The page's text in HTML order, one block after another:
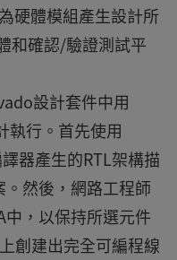
硬體模組產生設計所
和確認/驗證測試平
設計套件中用
執行。首先使用
器產生的RTL架構描
。然後，網路工程師
中，以保持所選元件
創建出完全可編程線